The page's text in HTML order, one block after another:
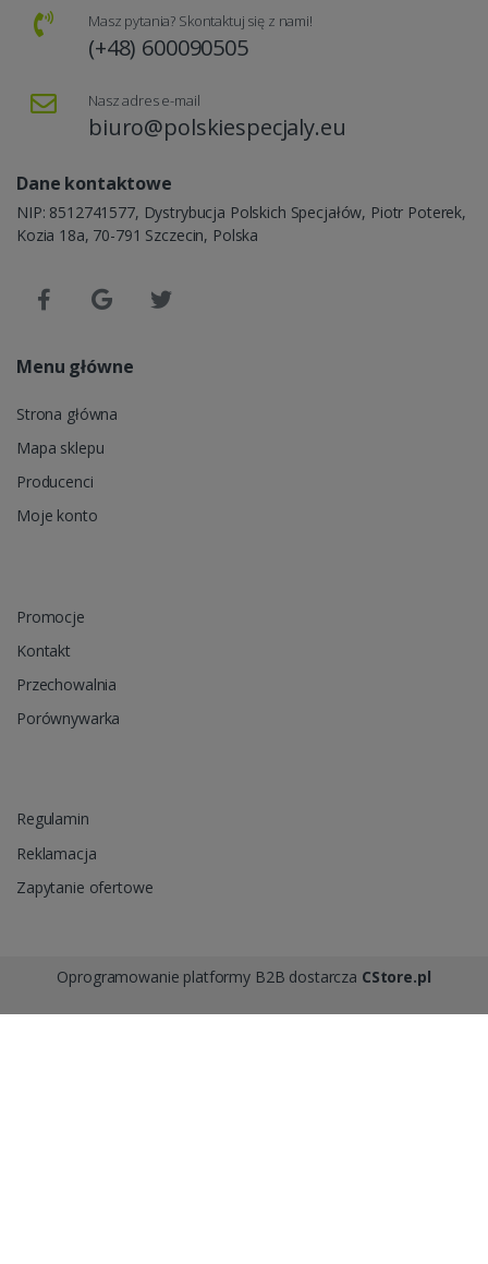
Masz pytania? Skontaktuj się z nami!
(+48) 600090505
Nasz adres e-mail
biuro@polskiespecjaly.eu
Dane kontaktowe
NIP: 8512741577, Dystrybucja Polskich Specjałów, Piotr Poterek,
Kozia 18a, 70-791 Szczecin, Polska
Menu główne
Strona główna
Mapa sklepu
Producenci
Moje konto
Promocje
Kontakt
Przechowalnia
Porównywarka
Regulamin
Reklamacja
Zapytanie ofertowe
Oprogramowanie platformy B2B dostarcza CStore.pl